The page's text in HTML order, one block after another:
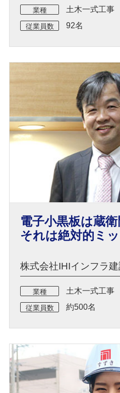
業種 土木一式工事
従業員数 92名
電子小黒板は蔵衛
それは絶対的ミ
株式会社IHIインフラ建
業種 土木一式工事
従業員数 約500名